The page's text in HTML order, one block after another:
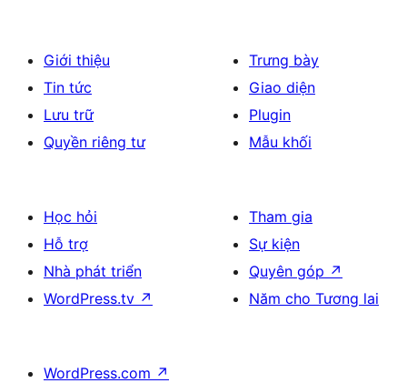
Giới thiệu
Tin tức
Lưu trữ
Quyền riêng tư
Trưng bày
Giao diện
Plugin
Mẫu khối
Học hỏi
Hỗ trợ
Nhà phát triển
WordPress.tv ↗
Tham gia
Sự kiện
Quyên góp ↗
Năm cho Tương lai
WordPress.com ↗